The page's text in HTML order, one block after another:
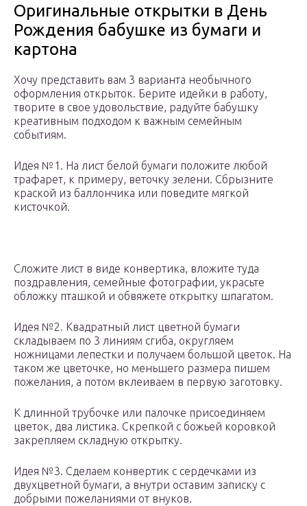
Оригинальные открытки в День
Рождения бабушке из бумаги и
картона
Хочу представить вам 3 варианта необычного
оформления открыток. Берите идейки в работу,
творите в свое удовольствие, радуйте бабушку
креативным подходом к важным семейным
событиям.
Идея №1. На лист белой бумаги положите любой
трафарет, к примеру, веточку зелени. Сбрызните
краской из баллончика или поведите мягкой
кисточкой.
Сложите лист в виде конвертика, вложите туда
поздравления, семейные фотографии, украсьте
обложку пташкой и обвяжете открытку шпагатом.
Идея №2. Квадратный лист цветной бумаги
складываем по 3 линиям сгиба, округляем
ножницами лепестки и получаем большой цветок. На
таком же цветочке, но меньшего размера пишем
пожелания, а потом вклеиваем в первую заготовку.
К длинной трубочке или палочке присоединяем
цветок, два листика. Скрепкой с божьей коровкой
закрепляем складную открытку.
Идея №3. Сделаем конвертик с сердечками из
двухцветной бумаги, а внутри оставим записку с
добрыми пожеланиями от внуков.